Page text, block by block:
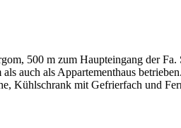
500 m zum Haupteingang der
auch als Appartementhaus
Kühlschrank mit Gefrierfach und